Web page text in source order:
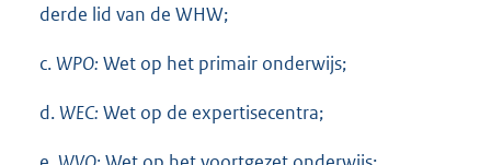
derde lid van de WHW;
c.WPO: Wet op het primair onderwijs;
d.WEC: Wet op de expertisecentra;